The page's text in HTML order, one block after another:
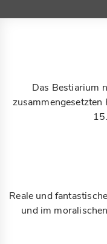
Das Bestiarium
Reale und
und im